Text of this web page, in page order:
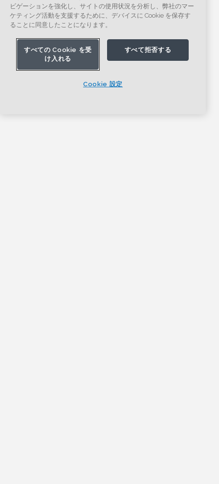
ビゲーションを強化し、サイトの使用状況を分析し、弊社のマー
ケティング活動を支援するために、デバイスに Cookie を保存す
ることに同意したことになります。
すべての Cookie を受
け入れる
すべて拒否する
Cookie 設定